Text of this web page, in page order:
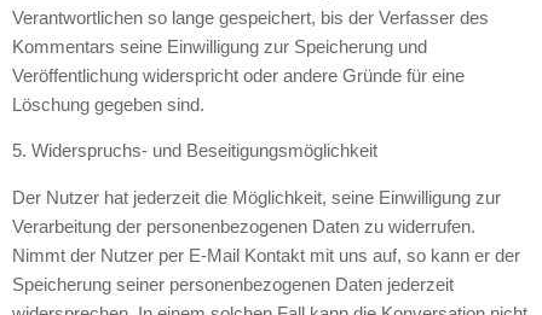
Verantwortlichen so lange gespeichert, bis der Verfasser des
Kommentars seine Einwilligung zur Speicherung und
Veröffentlichung widerspricht oder andere Gründe für eine
Löschung gegeben sind.
5. Widerspruchs- und Beseitigungsmöglichkeit
Der Nutzer hat jederzeit die Möglichkeit, seine Einwilligung zur
Verarbeitung der personenbezogenen Daten zu widerrufen.
Nimmt der Nutzer per E-Mail Kontakt mit uns auf, so kann er der
Speicherung seiner personenbezogenen Daten jederzeit